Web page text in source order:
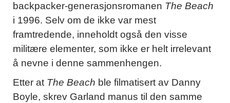
backpacker-generasjonsromanen The Beach
i 1996. Selv om de ikke var mest
framtredende, inneholdt også den visse
militære elementer, som ikke er helt irrelevant
å nevne i denne sammenhengen.
Etter at The Beach ble filmatisert av Danny
Boyle, skrev Garland manus til den samme